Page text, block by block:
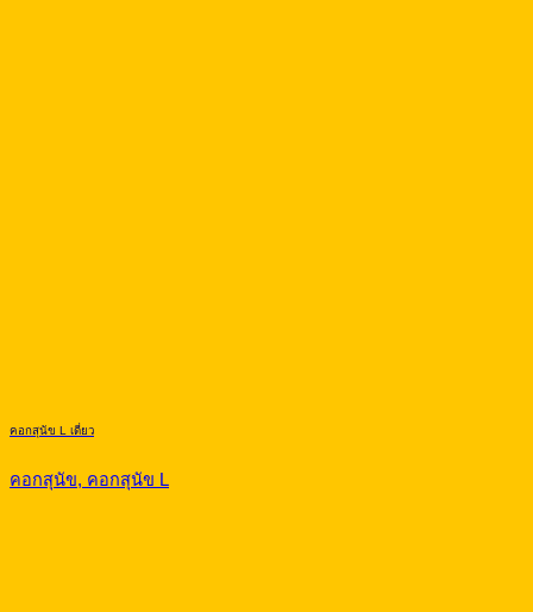
คอกสุนัข L เดี่ยว
คอกสุนัข, คอกสุนัข L